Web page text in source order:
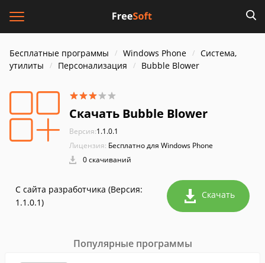
Бесплатные программы Windows Phone
Система,
утилиты
Персонализация Bubble Blower
Скачать Bubble Blower
Версия:1.1.0.1
Лицензия: Бесплатно для Windows Phone
0 скачиваний
С сайта разработчика (Версия:
1.1.0.1)
Скачать
Популярные программы